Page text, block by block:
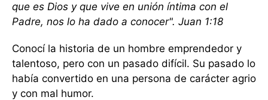
que es Dios y que vive en unión íntima con el
Padre, nos lo ha dado a conocer". Juan 1:18
Conocí la historia de un hombre emprendedor y
talentoso, pero con un pasado difícil. Su pasado lo
había convertido en una persona de carácter agrio
y con mal humor.